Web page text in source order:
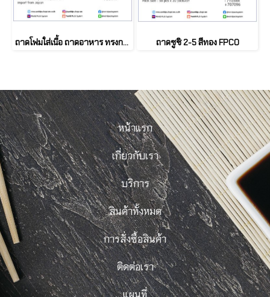
ถาดโฟมใส่เนื้อ ถาดอาหาร ทรงกลม (50 ชิ้น) ถาดซูชิ 2-5 สีทอง FPCO
หน้าแรก
เกี่ยวกับเรา
บริการ
สินค้าทั้งหมด
การสั่งซื้อสินค้า
ติดต่อเรา
แผนที่